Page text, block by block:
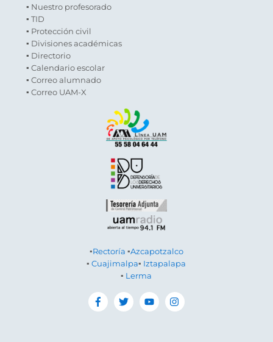
▪ Nuestro profesorado
▪ TID
▪ Protección civil
▪ Divisiones académicas
▪ Directorio
▪ Calendario escolar
▪ Correo alumnado
▪ Correo UAM-X
▪Rectoría ▪Azcapotzalco
▪Cuajimalpa▪ Iztapalapa
▪ Lerma